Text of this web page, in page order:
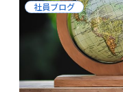
社員ブログ